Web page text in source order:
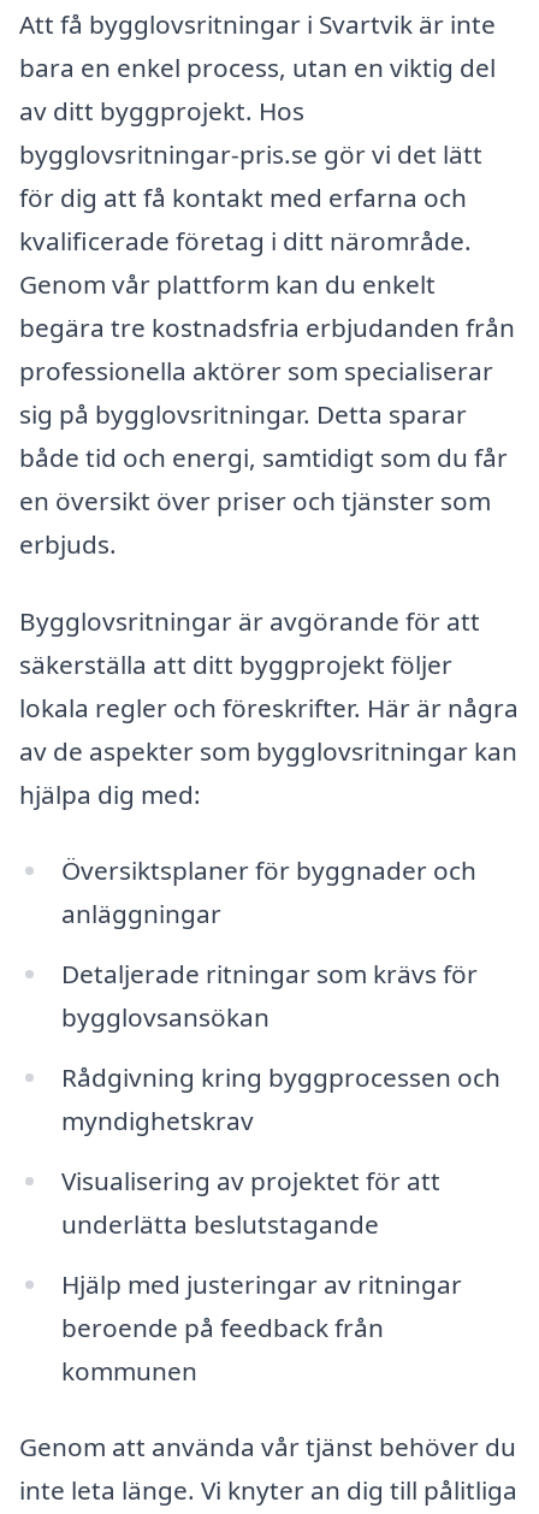
Att få bygglovsritningar i Svartvik är inte
bara en enkel process, utan en viktig del
av ditt byggprojekt. Hos
bygglovsritningar-pris.se gör vi det lätt
för dig att få kontakt med erfarna och
kvalificerade företag i ditt närområde.
Genom vår plattform kan du enkelt
begära tre kostnadsfria erbjudanden från
professionella aktörer som specialiserar
sig på bygglovsritningar. Detta sparar
både tid och energi, samtidigt som du får
en översikt över priser och tjänster som
erbjuds.
Bygglovsritningar är avgörande för att
säkerställa att ditt byggprojekt följer
lokala regler och föreskrifter. Här är några
av de aspekter som bygglovsritningar kan
hjälpa dig med:
Översiktsplaner för byggnader och
anläggningar
Detaljerade ritningar som krävs för
bygglovsansökan
Rådgivning kring byggprocessen och
myndighetskrav
Visualisering av projektet för att
underlätta beslutstagande
Hjälp med justeringar av ritningar
beroende på feedback från
kommunen
Genom att använda vår tjänst behöver du
inte leta länge. Vi knyter an dig till pålitliga